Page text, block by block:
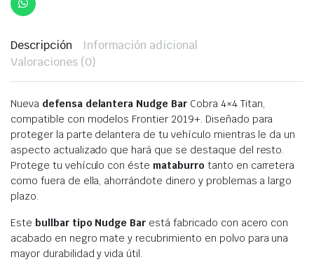
Descripción
Información adicional
Valoraciones (0)
Nueva defensa delantera Nudge Bar Cobra 4×4 Titan,
compatible con modelos Frontier 2019+. Diseñado para
proteger la parte delantera de tu vehículo mientras le da un
aspecto actualizado que hará que se destaque del resto.
Protege tu vehículo con éste mataburro tanto en carretera
como fuera de ella, ahorrándote dinero y problemas a largo
plazo.
Este bullbar tipo Nudge Bar está fabricado con acero con
acabado en negro mate y recubrimiento en polvo para una
mayor durabilidad y vida útil.